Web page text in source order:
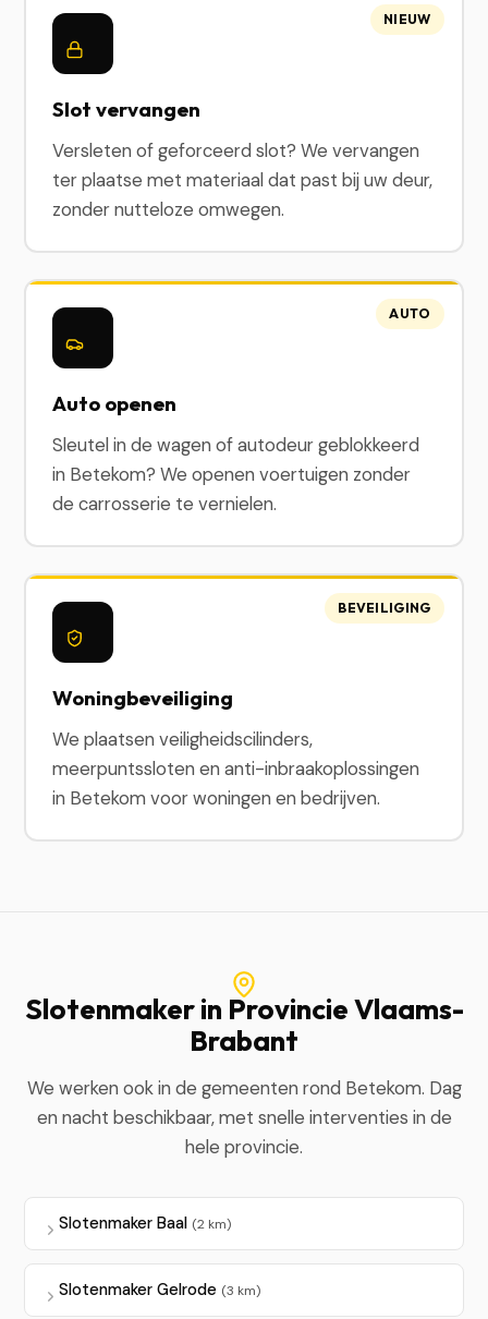
Slot vervangen
Versleten of geforceerd slot? We vervangen
ter plaatse met materiaal dat past bij uw deur,
zonder nutteloze omwegen.
NIEUW
Auto openen
Sleutel in de wagen of autodeur geblokkeerd
in Betekom? We openen voertuigen zonder
de carrosserie te vernielen.
AUTO
Woningbeveiliging
We plaatsen veiligheidscilinders,
meerpuntssloten en anti-inbraakoplossingen
in Betekom voor woningen en bedrijven.
BEVEILIGING
Slotenmaker in Provincie Vlaams-
Brabant
We werken ook in de gemeenten rond Betekom. Dag
en nacht beschikbaar, met snelle interventies in de
hele provincie.
Slotenmaker Baal (2 km)
Slotenmaker Gelrode (3 km)